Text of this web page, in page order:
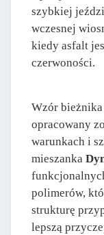
szybkiej
wczesnej
kiedy asfalt
czerwoności.
Wzór
opracowany
warunkach i
mieszanka
polimerów,
strukturę
lepszą